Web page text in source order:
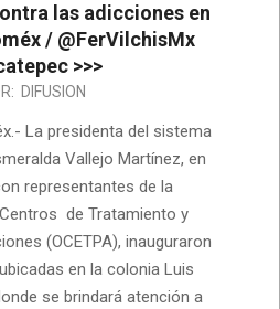
las adicciones en
/ @FerVilchisMx
>>>
DIFUSION
La presidenta del sistema
Vallejo Martínez, en
representantes de la
de Tratamiento y
(OCETPA), inauguraron
en la colonia Luis
se brindará atención a